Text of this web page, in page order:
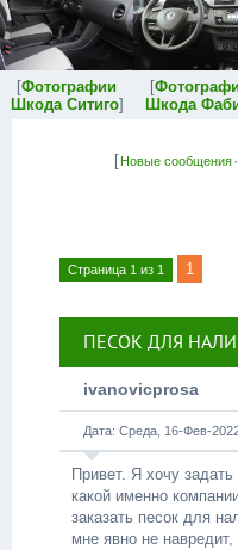
[Фотографии
Шкода Ситиго]
[
Шкода
[Новые сообщения
Страница 1 из 1 1
ПЕСОК ДЛЯ
ivanovicprosa
Дата: Среда, 16-Фев-
Привет. Я хочу
какой именно
заказать песок для
мне явно не